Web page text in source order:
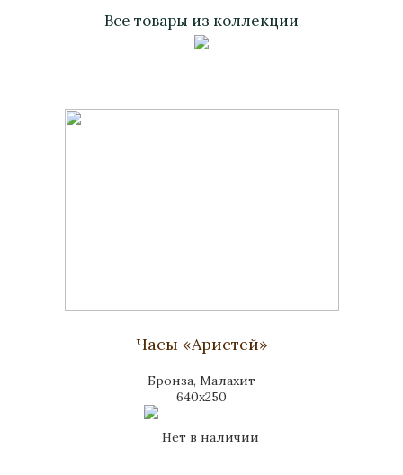
Все товары из коллекции
Часы «Аристей»
Бронза, Малахит
640х250
Нет в наличии